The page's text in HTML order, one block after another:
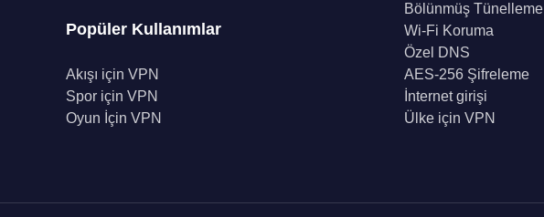
Popüler Kullanımlar
Akışı için VPN
Spor için VPN
Oyun İçin VPN
Bölünmüş Tünelleme
Wi-Fi Koruma
Özel DNS
AES-256 Şifreleme
İnternet girişi
Ülke için VPN